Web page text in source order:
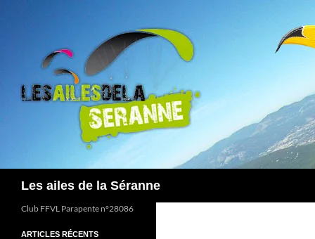
Les ailes de la Séranne
Club FFVL Parapente n°28086
ARTICLES RÉCENTS